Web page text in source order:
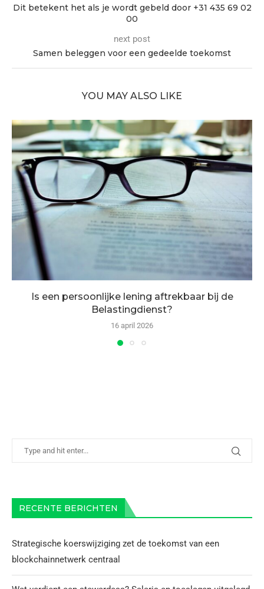
Dit betekent het als je wordt gebeld door +31 435 69 02
00
next post
Samen beleggen voor een gedeelde toekomst
YOU MAY ALSO LIKE
Is een persoonlijke lening aftrekbaar bij de
Belastingdienst?
16 april 2026
RECENTE BERICHTEN
Strategische koerswijziging zet de toekomst van een
blockchainnetwerk centraal